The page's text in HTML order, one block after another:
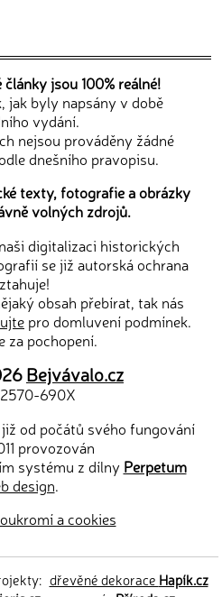
jsou 100% reálné!
jak byly napsány v době
vydání.
nejsou prováděny žádné
dnešního pravopisu.
texty, fotografie a obrázky
volných zdrojů.
digitalizaci historických
se již autorská ochrana
obsah přebírat, tak nás
pro domluvení podmínek.
za pochopení.
Bejvávalo.cz
690X
od počátů svého fungování
provozován
systému z dílny Perpetum
design.
a cookies
dřevěné dekorace Hapík.cz